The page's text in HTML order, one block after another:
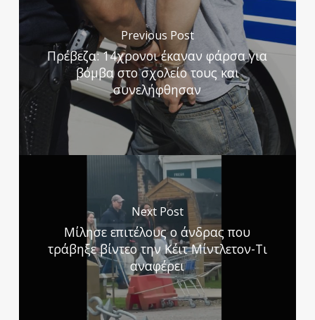
Previous Post
Πρέβεζα: 14χρονοι έκαναν φάρσα για
βόμβα στο σχολείο τους και
συνελήφθησαν
Next Post
Μίλησε επιτέλους ο άνδρας που
τράβηξε βίντεο την Κέιτ Μίντλετον-Τι
αναφέρει